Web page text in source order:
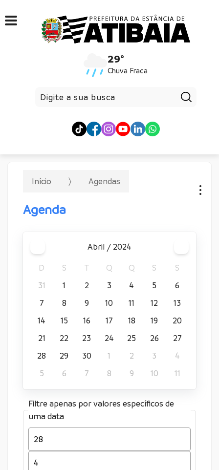
29°
Chuva Fraca
Início Agendas
Agenda
abril / 2024
D
S T Q Q S
S
31
1 2 3 4 5
6
7
8 9 10 11 12
13
14
15 16 17 18 19
20
21
22 23 24 25 26
27
28
29 30 1 2 3
4
5
6 7 8 9 10 11
Filtre apenas por valores específicos de
uma data